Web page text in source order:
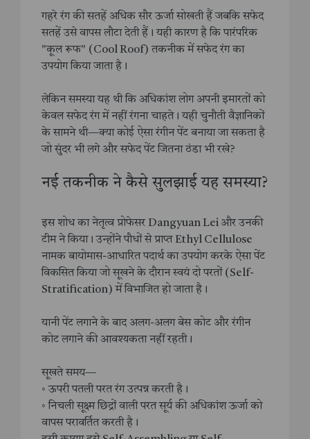
गहरे रंग की सतहें अधिक सौर ऊर्जा सोखती हैं जबकि सफेद
सतहें उसे वापस लौटा देती हैं। यही कारण है कि पारंपरिक
"कूल रूफ" (Cool Roof) तकनीक में सफेद रंग का
उपयोग किया जाता है।
लेकिन समस्या यह थी कि अधिकांश लोग अपनी इमारतों को
केवल सफेद रंग में नहीं रंगना चाहते। यही चुनौती वैज्ञानिकों
के सामने थी—क्या कोई ऐसा रंगीन पेंट बनाया जा सकता है
जो सुंदर भी लगे और सफेद पेंट जितना ठंडा भी रखे?
नई तकनीक ने कैसे सुलझाई यह समस्या?
इस शोध का नेतृत्व प्रोफेसर Dangyuan Lei और उनकी
टीम ने किया। उन्होंने पौधों से प्राप्त Ethyl Cellulose
नामक बायोमास-आधारित पदार्थ का उपयोग करके ऐसा पेंट
विकसित किया जो सूखने के दौरान स्वयं दो परतों (Self-
Stratification) में विभाजित हो जाता है।
यानी पेंट लगाने के बाद अलग-अलग बेस कोट और रंगीन
कोट लगाने की आवश्यकता नहीं रहती।
सूखते समय—
◦ ऊपरी पतली परत रंग उत्पन्न करती है।
◦ निचली सूक्ष्म छिद्रों वाली परत सूर्य की अधिकांश ऊर्जा को
वापस परावर्तित करती है।